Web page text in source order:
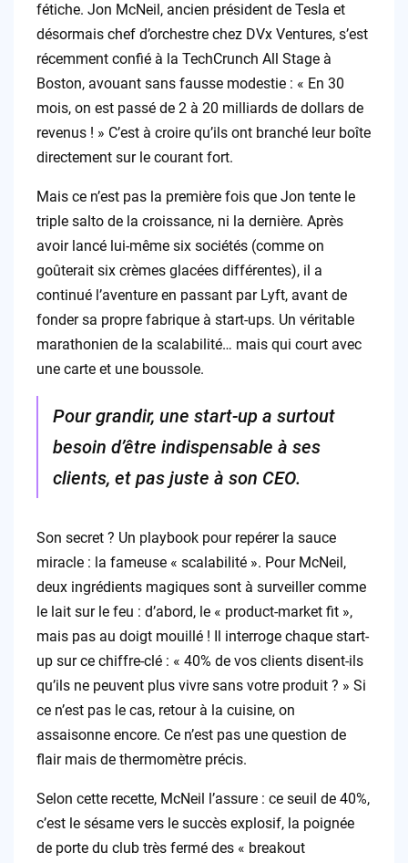
fétiche. Jon McNeil, ancien président de Tesla et
désormais chef d’orchestre chez DVx Ventures, s’est
récemment confié à la TechCrunch All Stage à
Boston, avouant sans fausse modestie : « En 30
mois, on est passé de 2 à 20 milliards de dollars de
revenus ! » C’est à croire qu’ils ont branché leur boîte
directement sur le courant fort.
Mais ce n’est pas la première fois que Jon tente le
triple salto de la croissance, ni la dernière. Après
avoir lancé lui-même six sociétés (comme on
goûterait six crèmes glacées différentes), il a
continué l’aventure en passant par Lyft, avant de
fonder sa propre fabrique à start-ups. Un véritable
marathonien de la scalabilité… mais qui court avec
une carte et une boussole.
Pour grandir, une start-up a surtout
besoin d’être indispensable à ses
clients, et pas juste à son CEO.
Son secret ? Un playbook pour repérer la sauce
miracle : la fameuse « scalabilité ». Pour McNeil,
deux ingrédients magiques sont à surveiller comme
le lait sur le feu : d’abord, le « product-market fit »,
mais pas au doigt mouillé ! Il interroge chaque start-
up sur ce chiffre-clé : « 40% de vos clients disent-ils
qu’ils ne peuvent plus vivre sans votre produit ? » Si
ce n’est pas le cas, retour à la cuisine, on
assaisonne encore. Ce n’est pas une question de
flair mais de thermomètre précis.
Selon cette recette, McNeil l’assure : ce seuil de 40%,
c’est le sésame vers le succès explosif, la poignée
de porte du club très fermé des « breakout